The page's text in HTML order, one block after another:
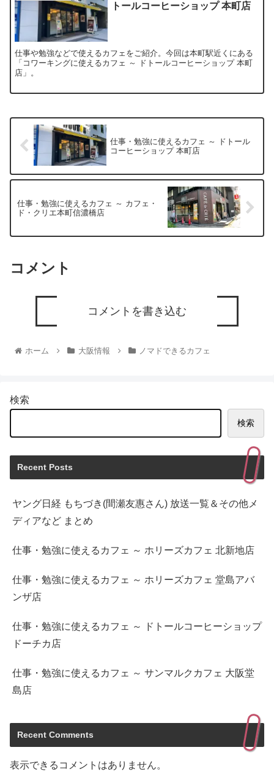
トールコーヒーショップ 本町店
仕事や勉強などで使えるカフェをご紹介。今回は本町駅近くにある
「コワーキングに使えるカフェ ～ ドトールコーヒーショップ 本町
店」。
仕事・勉強に使えるカフェ ～ ドトール
コーヒーショップ 本町店
仕事・勉強に使えるカフェ ～ カフェ・
ド・クリエ本町信濃橋店
コメント
コメントを書き込む
ホーム 大阪情報 ノマドできるカフェ
検索
検索
Recent Posts
ヤング日経 もちづき(間瀬友惠さん) 放送一覧＆その他メ
ディアなど まとめ
仕事・勉強に使えるカフェ ～ ホリーズカフェ 北新地店
仕事・勉強に使えるカフェ ～ ホリーズカフェ 堂島アバ
ンザ店
仕事・勉強に使えるカフェ ～ ドトールコーヒーショップ
ドーチカ店
仕事・勉強に使えるカフェ ～ サンマルクカフェ 大阪堂
島店
Recent Comments
表示できるコメントはありません。